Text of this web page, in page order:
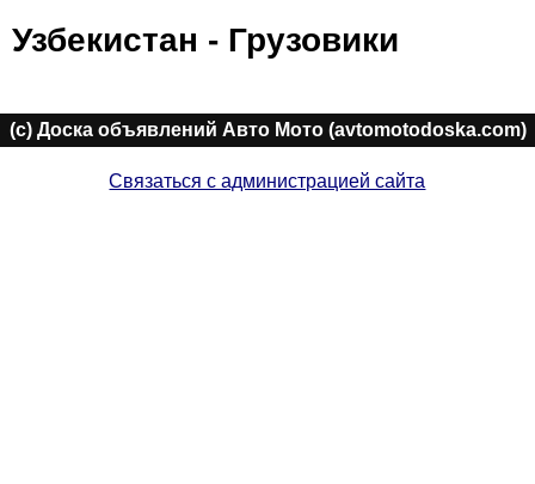
Узбекистан - Грузовики
(c) Доска объявлений Авто Мото (avtomotodoska.com)
Связаться с администрацией сайта